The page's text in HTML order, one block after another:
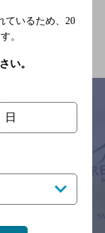
情報については、
ので、
うお願い申し上げま
いるため、 20
。
い。
日